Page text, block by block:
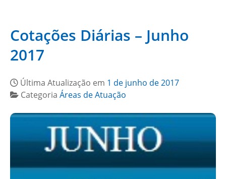
Cotações Diárias – Junho
2017
Última Atualização em 1 de junho de 2017
Categoria Áreas de Atuação